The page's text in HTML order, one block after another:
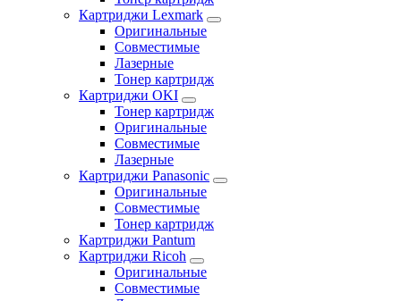
Картриджи Lexmark
Оригинальные
Совместимые
Лазерные
Тонер картридж
Картриджи OKI
Тонер картридж
Оригинальные
Совместимые
Лазерные
Картриджи Panasonic
Оригинальные
Совместимые
Тонер картридж
Картриджи Pantum
Картриджи Ricoh
Оригинальные
Совместимые